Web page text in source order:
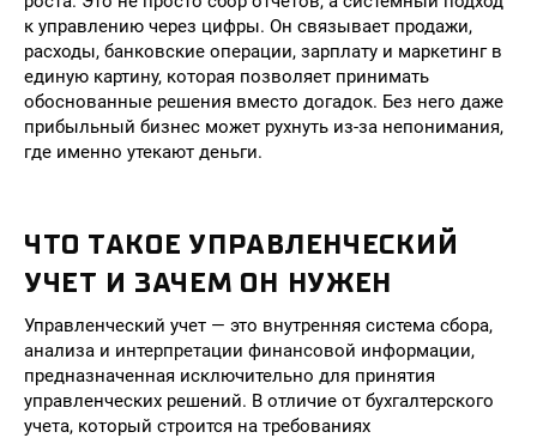
к управлению через цифры. Он связывает продажи,
расходы, банковские операции, зарплату и маркетинг в
единую картину, которая позволяет принимать
обоснованные решения вместо догадок. Без него даже
прибыльный бизнес может рухнуть из-за непонимания,
где именно утекают деньги.
ЧТО ТАКОЕ УПРАВЛЕНЧЕСКИЙ
УЧЕТ И ЗАЧЕМ ОН НУЖЕН
Управленческий учет — это внутренняя система сбора,
анализа и интерпретации финансовой информации,
предназначенная исключительно для принятия
управленческих решений. В отличие от бухгалтерского
учета, который строится на требованиях